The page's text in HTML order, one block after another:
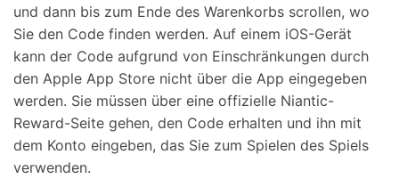
und dann bis zum Ende des Warenkorbs scrollen, wo
Sie den Code finden werden. Auf einem iOS-Gerät
kann der Code aufgrund von Einschränkungen durch
den Apple App Store nicht über die App eingegeben
werden. Sie müssen über eine offizielle Niantic-
Reward-Seite gehen, den Code erhalten und ihn mit
dem Konto eingeben, das Sie zum Spielen des Spiels
verwenden.